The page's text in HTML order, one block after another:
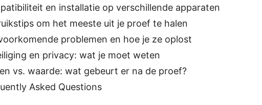
en installatie op verschillende apparaten
om het meeste uit je proef te halen
problemen en hoe je ze oplost
en privacy: wat je moet weten
vs. waarde: wat gebeurt er na de proef?
Asked Questions